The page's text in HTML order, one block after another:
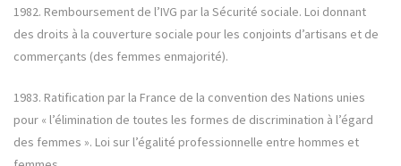
1982. Remboursement de l’IVG par la Sécurité sociale. Loi donnant
des droits à la couverture sociale pour les conjoints d’artisans et de
commerçants (des femmes enmajorité).
1983. Ratification par la France de la convention des Nations unies
pour « l’élimination de toutes les formes de discrimination à l’égard
des femmes ». Loi sur l’égalité professionnelle entre hommes et